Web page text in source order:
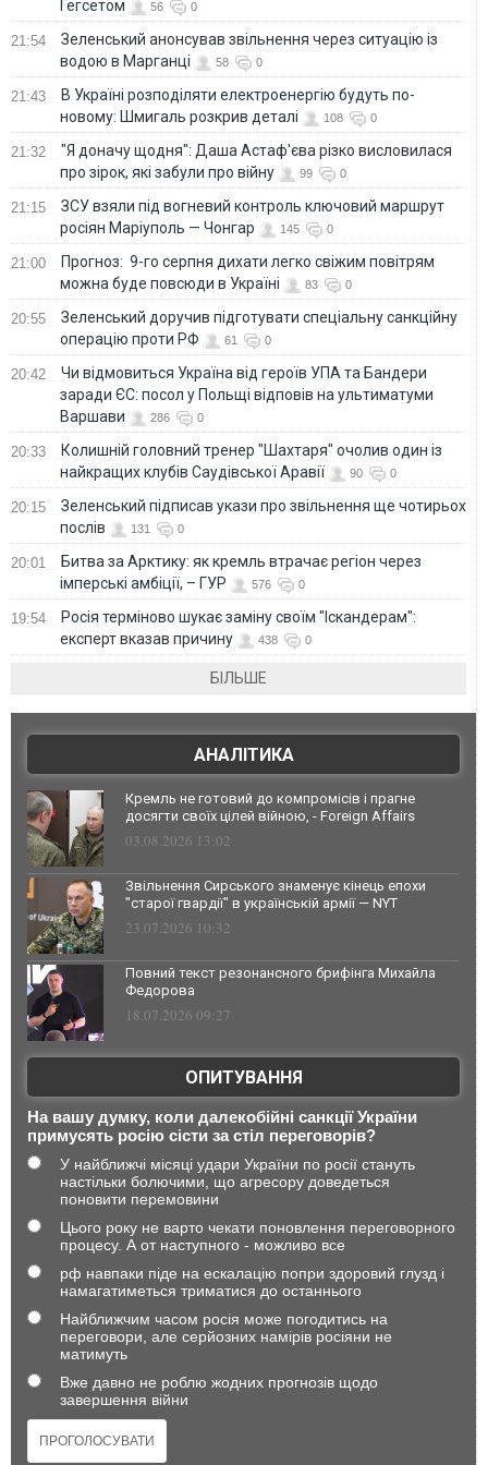
Гегсетом 56 0
21:54
Зеленський анонсував звільнення через ситуацію із
водою в Марганці
58 0
21:43
В Україні розподіляти електроенергію будуть по-
новому: Шмигаль розкрив деталі
108 0
21:32
"Я доначу щодня": Даша Астаф'єва різко висловилася
про зірок, які забули про війну
99 0
21:15
ЗСУ взяли під вогневий контроль ключовий маршрут
росіян Маріуполь — Чонгар
145 0
21:00
Прогноз: 9-го серпня дихати легко свіжим повітрям
можна буде повсюди в Україні
83 0
20:55
Зеленський доручив підготувати спеціальну санкційну
операцію проти РФ
61 0
20:42
Чи відмовиться Україна від героїв УПА та Бандери
заради ЄС: посол у Польщі відповів на ультиматуми
Варшави
286 0
20:33
Колишній головний тренер "Шахтаря" очолив один із
найкращих клубів Саудівської Аравії
90 0
20:15
Зеленський підписав укази про звільнення ще чотирьох
послів
131 0
20:01
Битва за Арктику: як кремль втрачає регіон через
імперські амбіції, – ГУР
576 0
19:54
Росія терміново шукає заміну своїм "Іскандерам":
експерт вказав причину
438 0
БІЛЬШЕ
АНАЛІТИКА
Кремль не готовий до компромісів і прагне
досягти своїх цілей війною, - Foreign Affairs
03.08.2026 13:02
Звільнення Сирського знаменує кінець епохи
"старої гвардії" в українській армії — NYT
23.07.2026 10:32
Повний текст резонансного брифінга Михайла
Федорова
18.07.2026 09:27
ОПИТУВАННЯ
На вашу думку, коли далекобійні санкції України
примусять росію сісти за стіл переговорів?
У найближчі місяці удари України по росії стануть
настільки болючими, що агресору доведеться
поновити перемовини
Цього року не варто чекати поновлення переговорного
процесу. А от наступного - можливо все
рф навпаки піде на ескалацію попри здоровий глузд і
намагатиметься триматися до останнього
Найближчим часом росія може погодитись на
переговори, але серйозних намірів росіяни не
матимуть
Вже давно не роблю жодних прогнозів щодо
завершення війни